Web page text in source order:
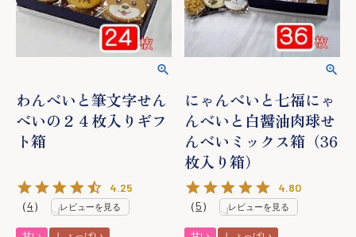
わんべいと筆文字せん
べいの２４枚入りギフ
ト箱
4.25
（4） レビューを見る
にゃんべいと七福にゃ
んべいと白醤油肉球せ
んべいミックス箱（36
枚入り箱）
4.80
（5） レビューを見る